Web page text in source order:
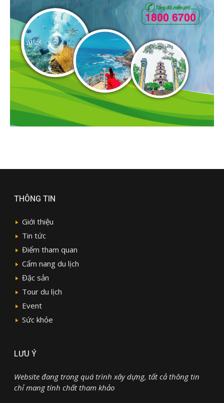
THÔNG TIN
Giới thiệu
Tin tức
Điểm tham quan
Cẩm nang du lịch
Đặc sản
Tour du lịch
Event
Sức khỏe
LƯU Ý
Website đang trong quá trình xây dựng, tất cả thông tin
chỉ mang tính chất tham khảo